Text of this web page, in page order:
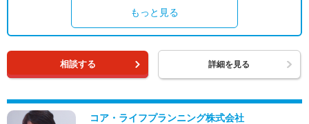
もっと見る
相談する 詳細を見る
コア・ライフプランニング株式会社